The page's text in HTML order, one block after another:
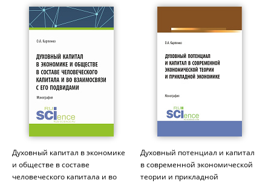
Духовный капитал в экономике
и обществе в составе
человеческого капитала и во
Духовный потенциал и капитал
в современной экономической
теории и прикладной